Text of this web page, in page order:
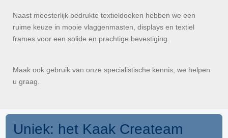
Naast meesterlijk bedrukte textieldoeken hebben we een
ruime keuze in mooie vlaggenmasten, displays en textiel
frames voor een solide en prachtige bevestiging.
Maak ook gebruik van onze specialistische kennis, we helpen
u graag.
Uniek: het Kaak Createam